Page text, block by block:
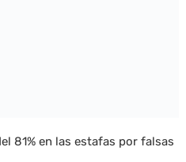
81% en las estafas por falsas